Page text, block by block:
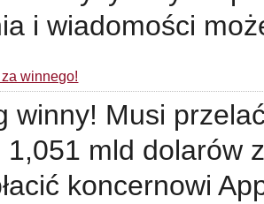
i wiadomości
winnego!
winny! Musi
1,051 mld dolarów
koncernowi